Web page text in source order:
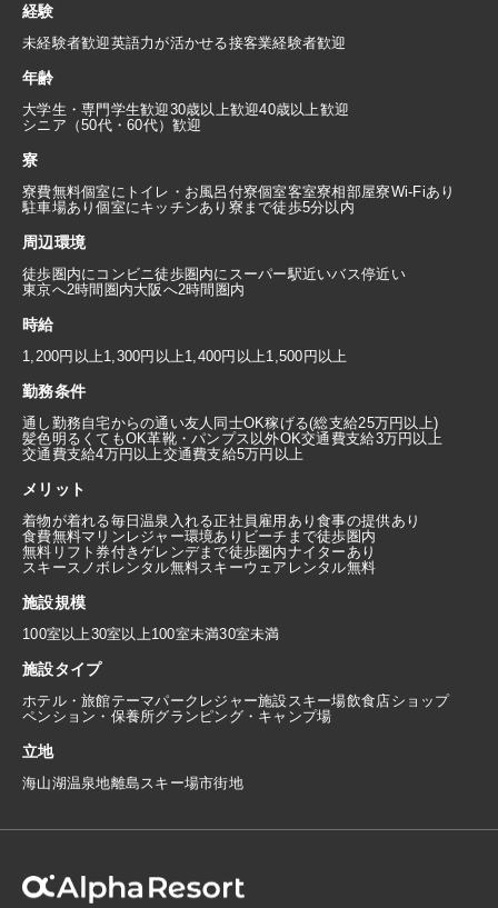
経験
未経験者歓迎英語力が活かせる接客業経験者歓迎
年齢
大学生・専門学生歓迎30歳以上歓迎40歳以上歓迎
シニア（50代・60代）歓迎
寮
寮費無料個室にトイレ・お風呂付寮個室客室寮相部屋寮Wi-Fiあり
駐車場あり個室にキッチンあり 寮まで徒歩5分以内
周辺環境
徒歩圏内にコンビニ徒歩圏内にスーパー駅近いバス停近い
東京へ2時間圏内大阪へ2時間圏内
時給
1,200円以上1,300円以上1,400円以上1,500円以上
勤務条件
通し勤務自宅からの通い友人同士OK稼げる(総支給25万円以上)
髪色明るくてもOK革靴・パンプス以外OK交通費支給3万円以上
交通費支給4万円以上交通費支給5万円以上
メリット
着物が着れる毎日温泉入れる正社員雇用あり食事の提供あり
食費無料マリンレジャー環境あり ビーチまで徒歩圏内
無料リフト券付きゲレンデまで徒歩圏内ナイターあり
スキースノボレンタル無料スキーウェアレンタル無料
施設規模
100室以上30室以上100室未満30室未満
施設タイプ
ホテル・旅館テーマパーク レジャー施設 スキー場飲食店ショップ
ペンション・保養所グランピング・キャンプ場
立地
海山湖温泉地離島 スキー場市街地